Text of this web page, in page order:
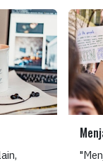
lebih
demi